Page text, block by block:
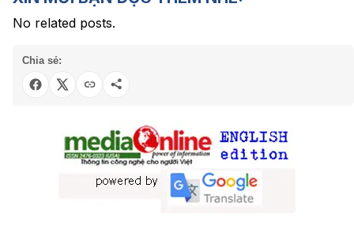
No related posts.
Chia sẻ: